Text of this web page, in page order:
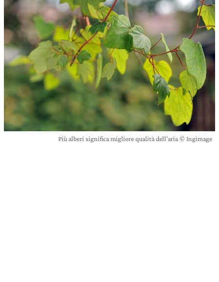
Più alberi significa migliore qualità dell’aria © Ingimage